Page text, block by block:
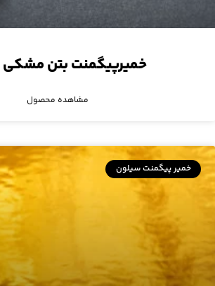
خمیرپیگمنت بتن مشکی ۳۷۱۰
مشاهده محصول
خمیر پیگمنت سیلون